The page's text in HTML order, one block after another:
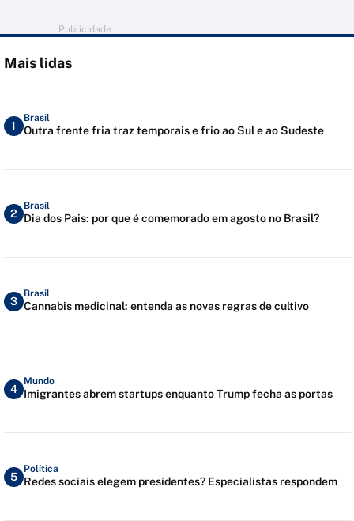
Publicidade
Mais lidas
1
Brasil
Outra frente fria traz temporais e frio ao Sul e ao Sudeste
2
Brasil
Dia dos Pais: por que é comemorado em agosto no Brasil?
3
Brasil
Cannabis medicinal: entenda as novas regras de cultivo
4
Mundo
Imigrantes abrem startups enquanto Trump fecha as portas
5
Política
Redes sociais elegem presidentes? Especialistas respondem